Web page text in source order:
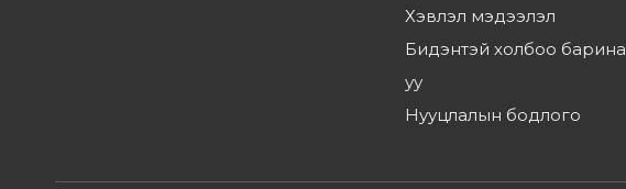
Хэвлэл мэдээлэл
Бидэнтэй холбоо барина
уу
Нууцлалын бодлого